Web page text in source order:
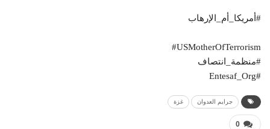
#أمريكا_أم_الإرهاب
‎#USMotherOfTerrorism
#منظمة_انتصاف
#Entesaf_Org
جرايم العدوان غزة
0